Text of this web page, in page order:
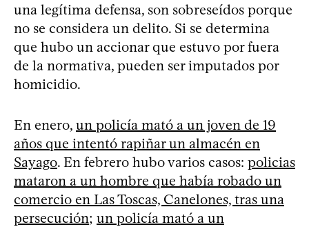
una legítima defensa, son sobreseídos porque
no se considera un delito. Si se determina
que hubo un accionar que estuvo por fuera
de la normativa, pueden ser imputados por
homicidio.
En enero, un policía mató a un joven de 19
años que intentó rapiñar un almacén en
Sayago. En febrero hubo varios casos: policias
mataron a un hombre que había robado un
comercio en Las Toscas, Canelones, tras una
persecución; un policía mató a un